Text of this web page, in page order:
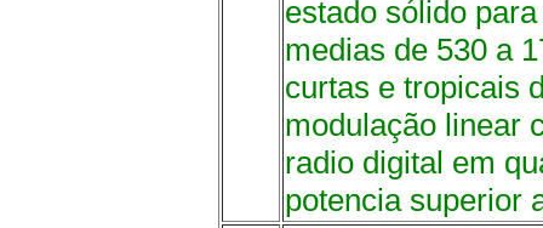
estado sólido
medias de 530 a
curtas e tropicais
modulação linear
radio digital em
potencia superior